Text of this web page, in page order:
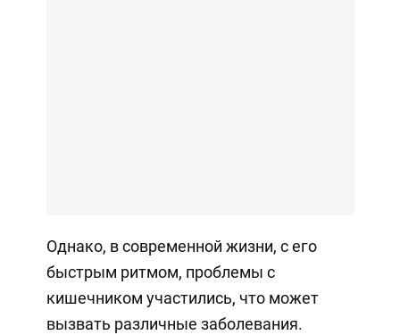
Однако, в современной жизни, с его
быстрым ритмом, проблемы с
кишечником участились, что может
вызвать различные заболевания.